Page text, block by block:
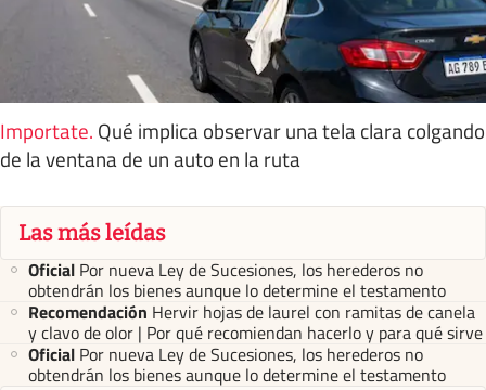
Importate. Qué implica observar una tela clara colgando
de la ventana de un auto en la ruta
Las más leídas
Oficial Por nueva Ley de Sucesiones, los herederos no
obtendrán los bienes aunque lo determine el testamento
Recomendación Hervir hojas de laurel con ramitas de canela
y clavo de olor | Por qué recomiendan hacerlo y para qué sirve
Oficial Por nueva Ley de Sucesiones, los herederos no
obtendrán los bienes aunque lo determine el testamento